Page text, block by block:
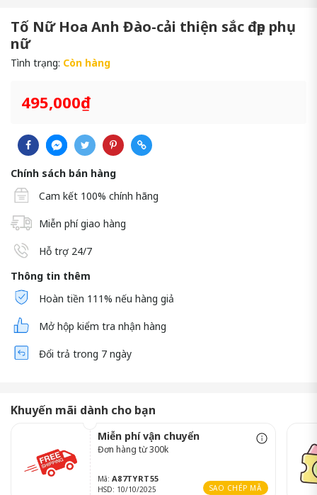
Tố Nữ Hoa Anh Đào-cải thiện sắc đẹp phụ
nữ
Tình trạng: Còn hàng
495,000₫
Chính sách bán hàng
Cam kết 100% chính hãng
Miễn phí giao hàng
Hỗ trợ 24/7
Thông tin thêm
Hoàn tiền 111% nếu hàng giả
Mở hộp kiểm tra nhận hàng
Đổi trả trong 7 ngày
Khuyến mãi dành cho bạn
Miễn phí vận chuyển
Đơn hàng từ 300k
Mã: A87TYRT55
HSD: 10/10/2025 SAO CHÉP MÃ